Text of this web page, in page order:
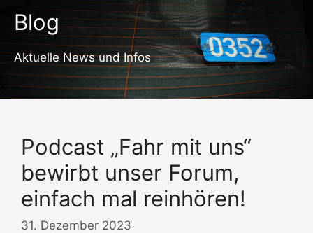
Blog
Aktuelle News und Infos
Podcast „Fahr mit uns“
bewirbt unser Forum,
einfach mal reinhören!
31. Dezember 2023